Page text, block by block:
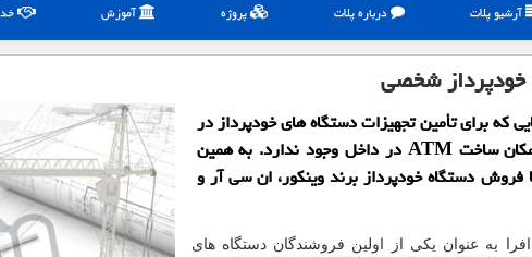
آرشیو پلات درباره پلات پروژه آموزش
خودپرداز شخصی
كه برای تأمین تجهیزات دستگاه های خودپرداز در
نظر گرفته اند، امكان ساخت ATM در داخل وجود ندارد. به همین
فروش دستگاه خودپرداز برند وینكور، ان سی آر و
به عنوان یکی از اولین فروشندگان دستگاه های